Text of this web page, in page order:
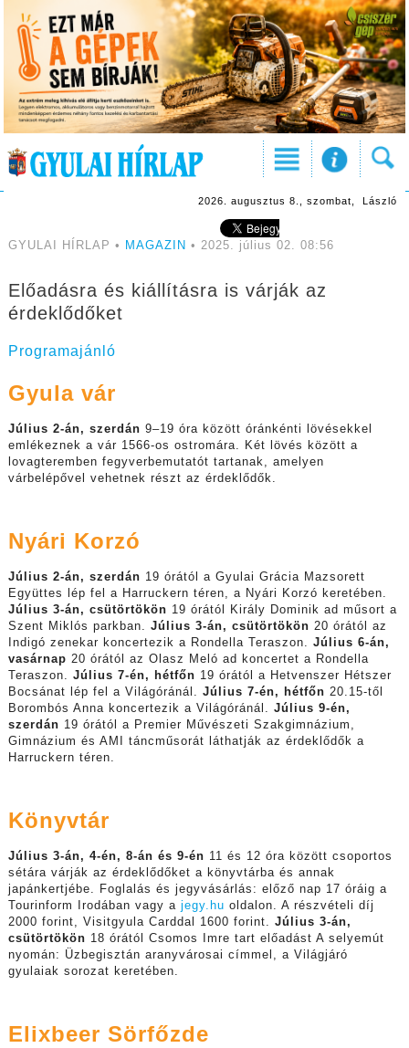
2026. augusztus 8., szombat, László
GYULAI HÍRLAP • MAGAZIN • 2025. július 02. 08:56
Előadásra és kiállításra is várják az
érdeklődőket
Programajánló
Gyula vár
Július 2-án, szerdán 9–19 óra között óránkénti lövésekkel
emlékeznek a vár 1566-os ostromára. Két lövés között a
lovagteremben fegyverbemutatót tartanak, amelyen
várbelépővel vehetnek részt az érdeklődők.
Nyári Korzó
Július 2-án, szerdán 19 órától a Gyulai Grácia Mazsorett
Együttes lép fel a Harruckern téren, a Nyári Korzó keretében.
Július 3-án, csütörtökön 19 órától Király Dominik ad műsort a
Szent Miklós parkban. Július 3-án, csütörtökön 20 órától az
Indigó zenekar koncertezik a Rondella Teraszon. Július 6-án,
vasárnap 20 órától az Olasz Meló ad koncertet a Rondella
Teraszon. Július 7-én, hétfőn 19 órától a Hetvenszer Hétszer
Bocsánat lép fel a Világóránál. Július 7-én, hétfőn 20.15-től
Borombós Anna koncertezik a Világóránál. Július 9-én,
szerdán 19 órától a Premier Művészeti Szakgimnázium,
Gimnázium és AMI táncműsorát láthatják az érdeklődők a
Harruckern téren.
Könyvtár
Július 3-án, 4-én, 8-án és 9-én 11 és 12 óra között csoportos
sétára várják az érdeklődőket a könyvtárba és annak
japánkertjébe. Foglalás és jegyvásárlás: előző nap 17 óráig a
Tourinform Irodában vagy a jegy.hu oldalon. A részvételi díj
2000 forint, Visitgyula Carddal 1600 forint. Július 3-án,
csütörtökön 18 órától Csomos Imre tart előadást A selyemút
nyomán: Üzbegisztán aranyvárosai címmel, a Világjáró
gyulaiak sorozat keretében.
Elixbeer Sörfőzde